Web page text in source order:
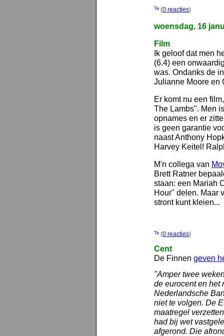
(0 reacties)
woensdag, 16
Film
Ik geloof dat men
(6.4) een
was. Ondanks de
Julianne Moore en
Er komt nu een
The Lambs". Men
opnames en er
is geen garantie
naast Anthony
Harvey Keitel!
M'n collega van
Brett Ratner
staan: een Mariah
Hour" delen. Maar
stront kunt kleien...
(0 reacties)
Cent
De Finnen geven
"Amper twee
de eurocent en het
Nederlandsche
niet te volgen. De
maatregel
had bij wet
afgerond. Die